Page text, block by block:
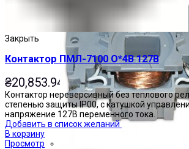
Закрыть
Контактор ПМЛ-7100 О*4В 127В
₴20,853.94
Контактор нереверсивный без теплового
степенью защиты IP00, с катушкой
напряжение 127В переменного тока.
Добавить в список желаний
В корзину
Просмотр